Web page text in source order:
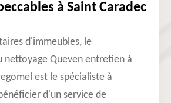
à Saint Caradec
d'immeubles, le
nettoyage Queven entretien à
est le spécialiste à
d'un service de